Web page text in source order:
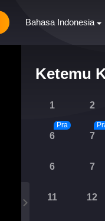
Bahasa Indonesia
Ketemu
1 2
6
Pra
7
6 7
11 12